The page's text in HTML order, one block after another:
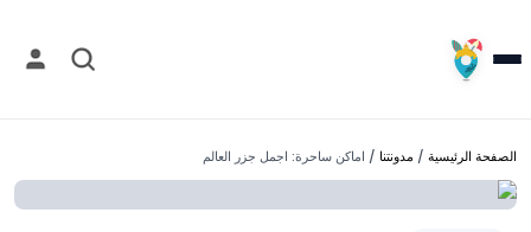
الصفحة الرئيسية / مدونتنا / اماكن ساحرة: اجمل جزر العالم